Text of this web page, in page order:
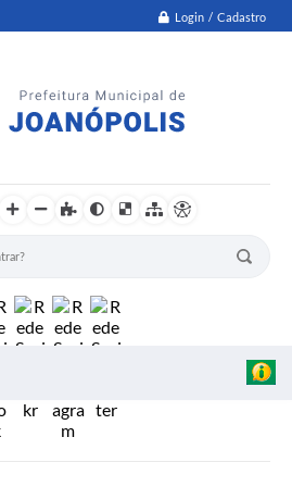
Login / Cadastro